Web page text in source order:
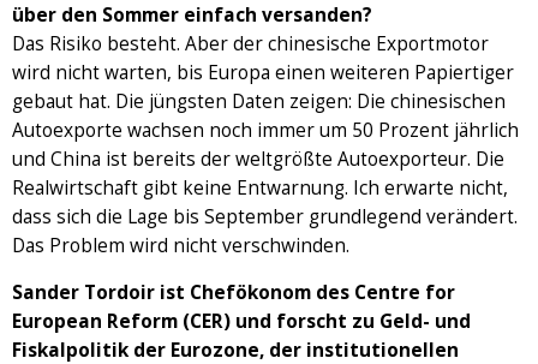
über den Sommer einfach versanden?
Das Risiko besteht. Aber der chinesische Exportmotor
wird nicht warten, bis Europa einen weiteren Papiertiger
gebaut hat. Die jüngsten Daten zeigen: Die chinesischen
Autoexporte wachsen noch immer um 50 Prozent jährlich
und China ist bereits der weltgrößte Autoexporteur. Die
Realwirtschaft gibt keine Entwarnung. Ich erwarte nicht,
dass sich die Lage bis September grundlegend verändert.
Das Problem wird nicht verschwinden.
Sander Tordoir ist Chefökonom des Centre for
European Reform (CER) und forscht zu Geld- und
Fiskalpolitik der Eurozone, der institutionellen